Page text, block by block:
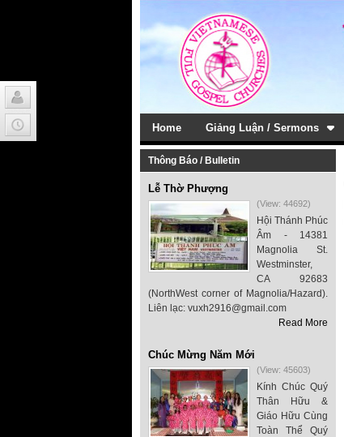
Home Giảng Luận / Sermons
Thông Báo / Bulletin
Lễ Thờ Phượng
(View: 44692)
Hội Thánh Phúc
Âm - 14381
Magnolia St.
Westminster,
CA 92683
(NorthWest corner of Magnolia/Hazard).
Liên lạc: vuxh2916@gmail.com
Read More
Chúc Mừng Năm Mới
(View: 45603)
Kính Chúc Quý
Thân Hữu &
Giáo Hữu Cùng
Toàn Thể Quý